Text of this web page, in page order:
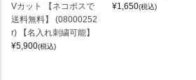
Vカット 【ネコポスで
送料無料】 (08000252
r) 【名入れ刺繍可能】
¥5,900(税込)
¥1,650(税込)